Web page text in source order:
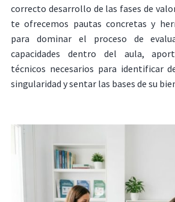
correcto desarrollo de las fases de
te ofrecemos pautas concretas y
para dominar el proceso de
capacidades dentro del aula,
técnicos necesarios para identificar
singularidad y sentar las bases de su